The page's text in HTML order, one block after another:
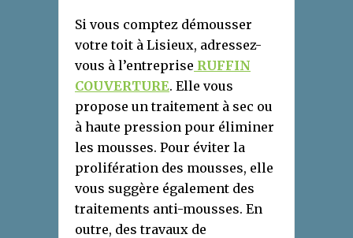
Si vous comptez démousser
votre toit à Lisieux, adressez-
vous à l’entreprise RUFFIN
COUVERTURE. Elle vous
propose un traitement à sec ou
à haute pression pour éliminer
les mousses. Pour éviter la
prolifération des mousses, elle
vous suggère également des
traitements anti-mousses. En
outre, des travaux de